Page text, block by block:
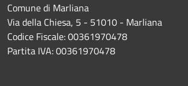
Comune di Marliana
Via della Chiesa, 5 - 51010 - Marliana
Codice Fiscale: 00361970478
Partita IVA: 00361970478